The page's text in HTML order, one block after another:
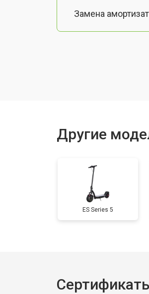
Замена
Замена подсветки
Гидроизоляция
Замена корпуса
Другие
ES Series 5